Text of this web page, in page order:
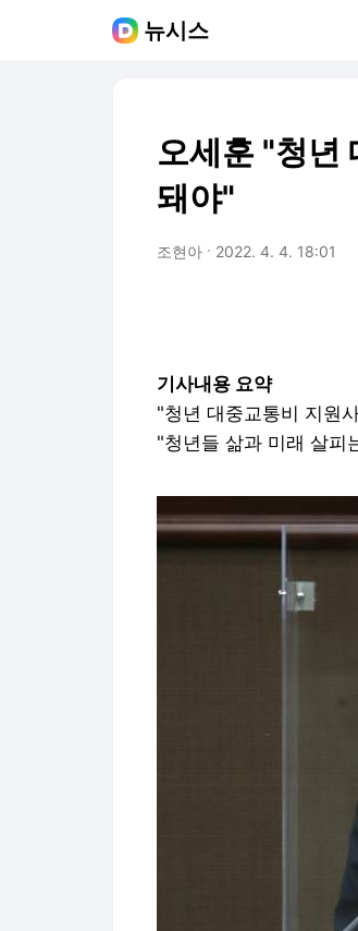
뉴시스
오세훈 "청년
돼야"
조현아 2022. 4. 4. 18:01
기사내용 요약
"청년 대중교통비 지원
"청년들 삶과 미래 살피